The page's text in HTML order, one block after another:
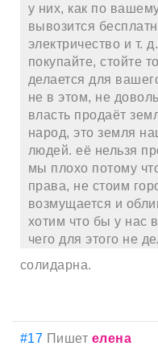
у них, как по
вывозится
электричество и т.
покупайте, стойте
делается для
не в этом, не
власть продаёт
народ, это земля
людей. её нельзя
мы плохо потому
права, не стоим
возмущается и
хотим что бы у нас
чего для этого не
солидарна.
#17 Пишет елена